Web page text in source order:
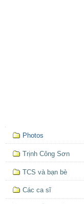
Mục
định
hướng
Photos
Trịnh Công Sơn
TCS và bạn bè
Các ca sĩ